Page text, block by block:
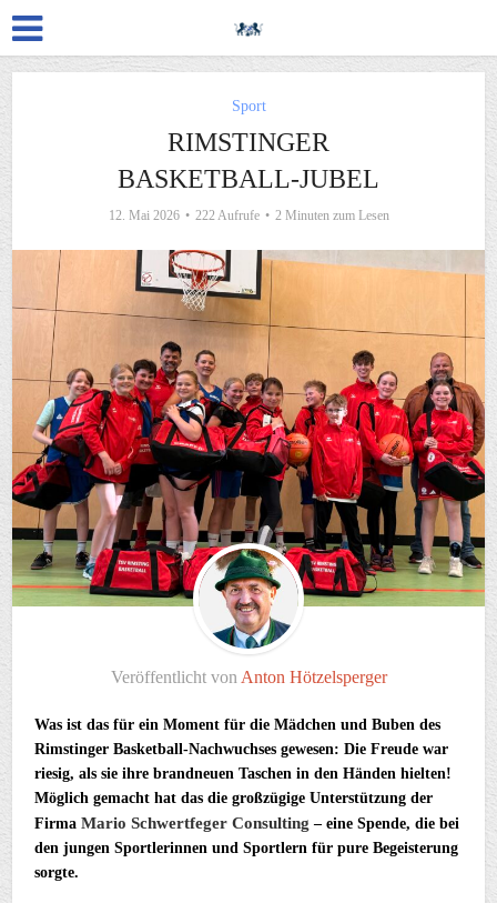
Sport
RIMSTINGER
BASKETBALL-JUBEL
12. Mai 2026 222 Aufrufe 2 Minuten zum Lesen
Veröffentlicht von Anton Hötzelsperger
Was ist das für ein Moment für die Mädchen und Buben des
Rimstinger Basketball-Nachwuchses gewesen: Die Freude war
riesig, als sie ihre brandneuen Taschen in den Händen hielten!
Möglich gemacht hat das die großzügige Unterstützung der
FirmaMario Schwertfeger Consulting – eine Spende, die bei
den jungen Sportlerinnen und Sportlern für pure Begeisterung
sorgte.